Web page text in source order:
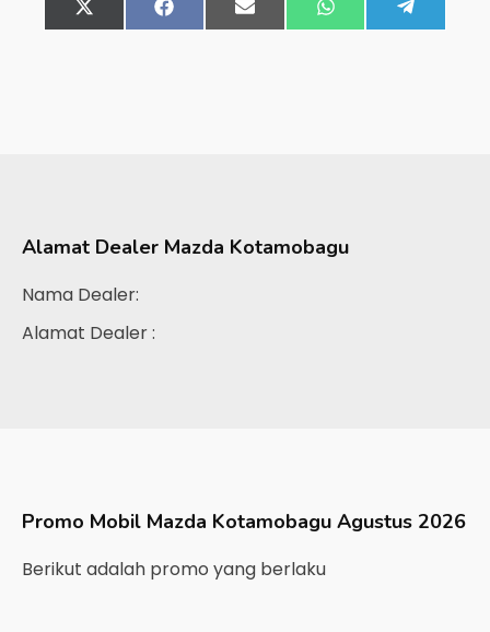
Share
on
X
(Twitter)
Share
on
FacebookShare
on
Email Share
on
WhatsApp
on
Alamat Dealer Mazda Kotamobagu
Nama Dealer:
Alamat Dealer :
Promo Mobil Mazda Kotamobagu Agustus 2026
Berikut adalah promo yang berlaku